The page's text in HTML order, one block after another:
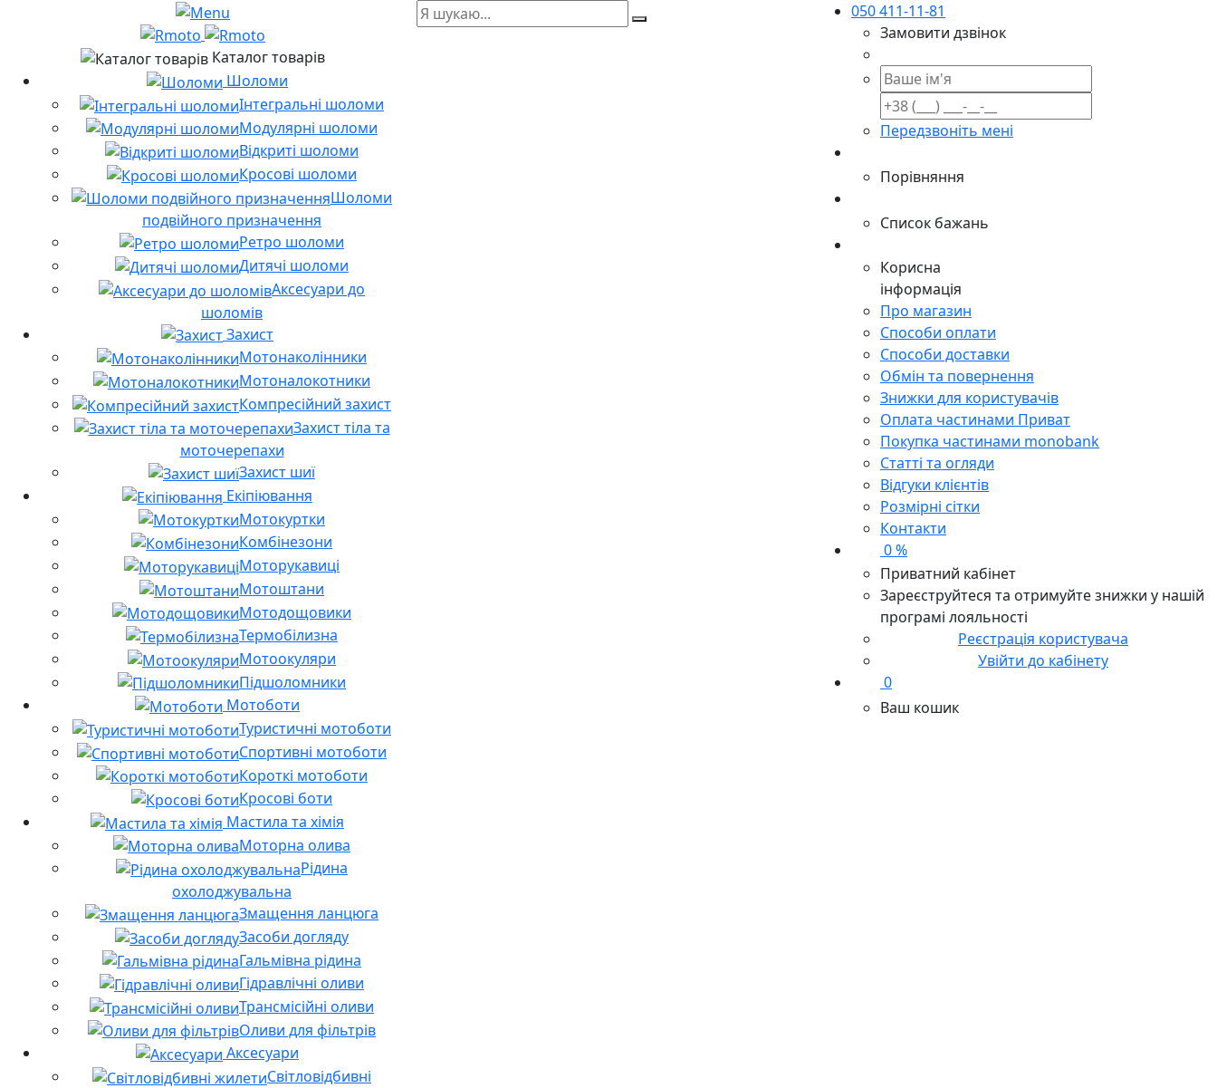
Каталог товарів
Шоломи
Інтегральні шоломи
Модулярні шоломи
Відкриті шоломи
Кросові шоломи
Шоломи
подвійного призначення
Ретро шоломи
Дитячі шоломи
Аксесуари до
шоломів
Захист
Мотонаколінники
Мотоналокотники
Компресійний захист
Захист тіла та
моточерепахи
Захист шиї
Екіпіювання
Мотокуртки
Комбінезони
Моторукавиці
Мотоштани
Мотодощовики
Термобілизна
Мотоокуляри
Підшоломники
Мотоботи
Туристичні мотоботи
Спортивні мотоботи
Короткі мотоботи
Кросові боти
Мастила та хімія
Моторна олива
Рідина
охолоджувальна
Змащення ланцюга
Засоби догляду
Гальмівна рідина
Гідравлічні оливи
Трансмісійні оливи
Оливи для фільтрів
Аксесуари
Світловідбивні
050 411-11-81
Замовити дзвінок
Передзвоніть мені
Порівняння
Список бажань
Корисна
інформація
Про магазин
Способи оплати
Способи доставки
Обмін та повернення
Знижки для користувачів
Оплата частинами Приват
Покупка частинами monobank
Статті та огляди
Відгуки клієнтів
Розмірні сітки
Контакти
0 %
Приватний кабінет
Зареєструйтеся та отримуйте знижки у нашій
програмі лояльності
Реєстрація користувача
Увійти до кабінету
0
Ваш кошик